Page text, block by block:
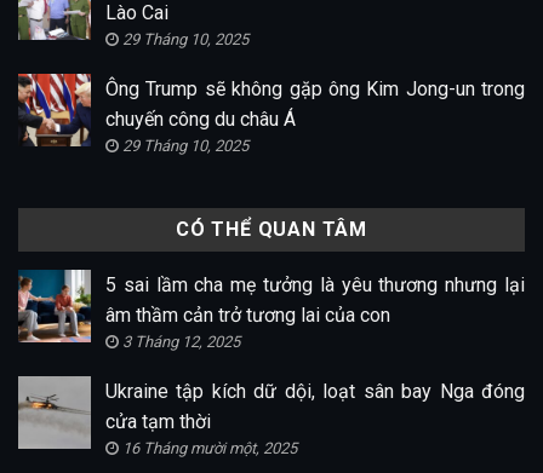
Lào Cai
29 Tháng 10, 2025
Ông Trump sẽ không gặp ông Kim Jong-un trong
chuyến công du châu Á
29 Tháng 10, 2025
CÓ THỂ QUAN TÂM
5 sai lầm cha mẹ tưởng là yêu thương nhưng lại
âm thầm cản trở tương lai của con
3 Tháng 12, 2025
Ukraine tập kích dữ dội, loạt sân bay Nga đóng
cửa tạm thời
16 Tháng mười một, 2025